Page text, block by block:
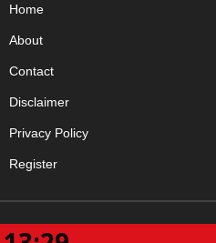
Home
About
Contact
Disclaimer
Privacy Policy
Register